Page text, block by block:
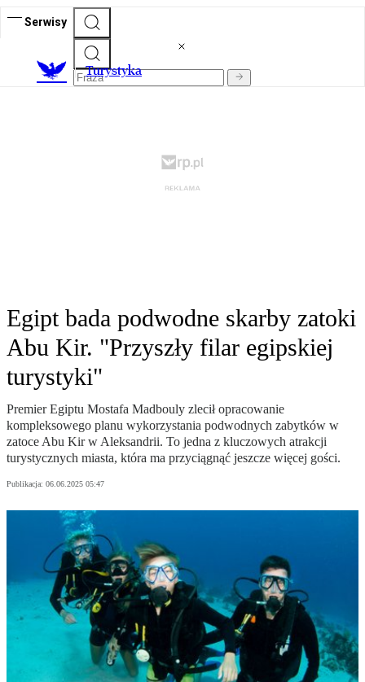
Serwisy
Turystyka
Egipt bada podwodne skarby zatoki
Abu Kir. "Przyszły filar egipskiej
turystyki"
Premier Egiptu Mostafa Madbouly zlecił opracowanie
kompleksowego planu wykorzystania podwodnych zabytków w
zatoce Abu Kir w Aleksandrii. To jedna z kluczowych atrakcji
turystycznych miasta, która ma przyciągnąć jeszcze więcej gości.
Publikacja: 06.06.2025 05:47